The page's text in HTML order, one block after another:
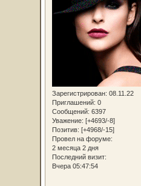
Зарегистрирован: 08.11.22
Приглашений: 0
Сообщений: 6397
Уважение: [+4693/-8]
Позитив: [+4968/-15]
Провел на форуме:
2 месяца 2 дня
Последний визит:
Вчера 05:47:54